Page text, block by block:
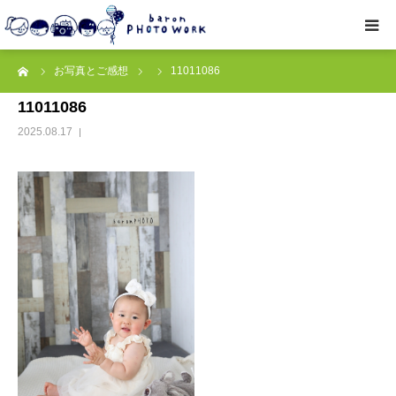
お写真とご感想 11011086
11011086
2025.08.17
撮影プラン
私たちについて
オプション
● お写真とご感想
レッスン/撮影会
取材・企業・オーナーさま